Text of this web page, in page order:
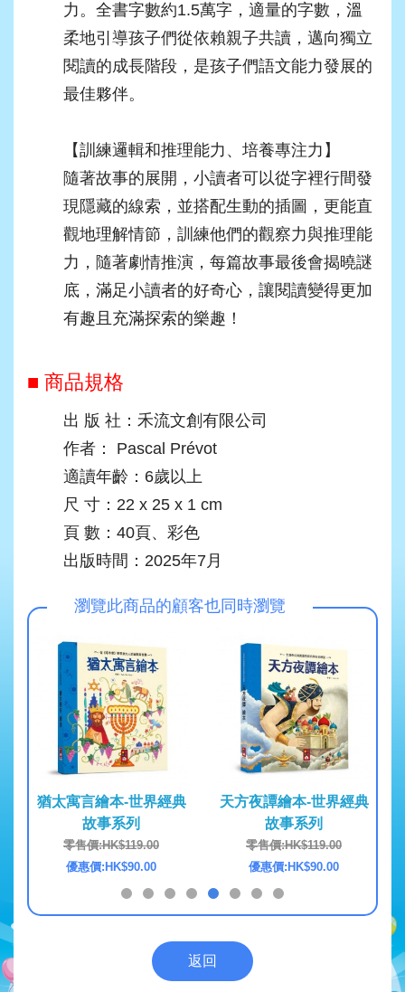
力。全書字數約1.5萬字，適量的字數，溫
柔地引導孩子們從依賴親子共讀，邁向獨立
閱讀的成長階段，是孩子們語文能力發展的
最佳夥伴。
【訓練邏輯和推理能力、培養專注力】
隨著故事的展開，小讀者可以從字裡行間發
現隱藏的線索，並搭配生動的插圖，更能直
觀地理解情節，訓練他們的觀察力與推理能
力，隨著劇情推演，每篇故事最後會揭曉謎
底，滿足小讀者的好奇心，讓閱讀變得更加
有趣且充滿探索的樂趣！
■ 商品規格
出 版 社：禾流文創有限公司
作者： Pascal Prévot
適讀年齡：6歲以上
尺 寸：22 x 25 x 1 cm
頁 數：40頁、彩色
出版時間：2025年7月
瀏覽此商品的顧客也同時瀏覽
猶太寓言繪本-世界經典
故事系列
零售價:HK$119.00
優惠價:HK$90.00
天方夜譚繪本-世界經典
故事系列
零售價:HK$119.00
優惠價:HK$90.00
返回